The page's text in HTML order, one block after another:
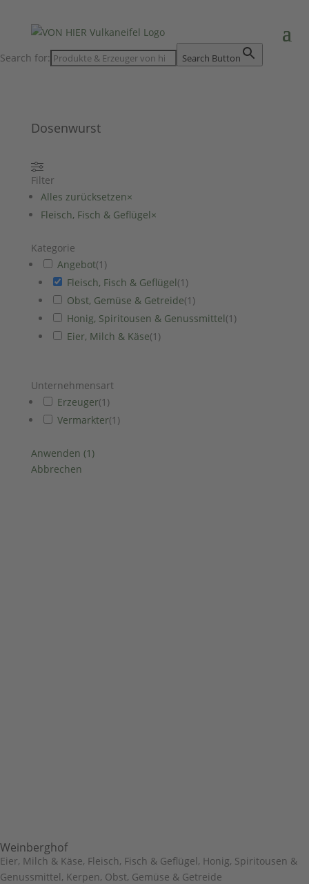
Search for: Search Button
Dosenwurst
Filter
Alles zurücksetzen×
Fleisch, Fisch & Geflügel×
Kategorie
Angebot(1 )
Fleisch, Fisch & Geflügel(1 )
Obst, Gemüse & Getreide(1 )
Honig, Spiritousen & Genussmittel(1 )
Eier, Milch & Käse(1 )
Unternehmensart
Erzeuger(1 )
Vermarkter(1 )
Anwenden (1 )
Abbrechen
Weinberghof
Eier, Milch & Käse, Fleisch, Fisch & Geflügel, Honig, Spiritousen &
Genussmittel, Kerpen, Obst, Gemüse & Getreide